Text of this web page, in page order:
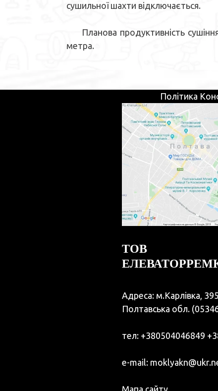
сушильної шахти відключається.
Планова продуктивність
метра.
Політика
ТОВ
Адреса: м.Карлівка,
Полтавська обл.
тел: +380504046849
e-mail:
Мапа сайту